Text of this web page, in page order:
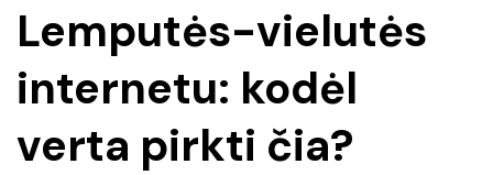
Lemputės-vielutės
internetu: kodėl
verta pirkti čia?